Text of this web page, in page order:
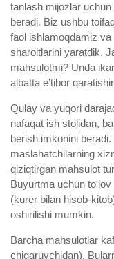
tanlash mijozlar
beradi. Biz ushbu
faol ishlamoqdamiz
sharoitlarini yaratdik.
mahsulotmi? Unda
albatta e’tibor
Qulay va yuqori
nafaqat ish stolidan,
berish imkonini
maslahatchilarning
qiziqtirgan mahsulot
Buyurtma uchun
(kurer bilan hisob-
oshirilishi mumkin.
Barcha mahsulotlar
chiqaruvchidan).